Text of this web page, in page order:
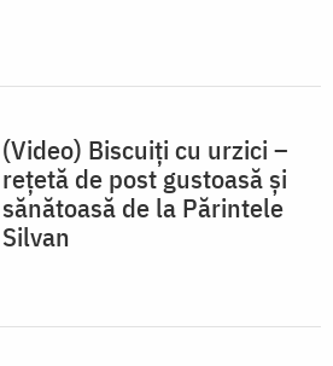
(Video) Biscuiți cu urzici –
rețetă de post gustoasă și
sănătoasă de la Părintele
Silvan